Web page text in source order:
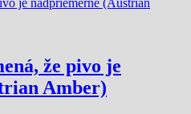
že pivo je
Amber)